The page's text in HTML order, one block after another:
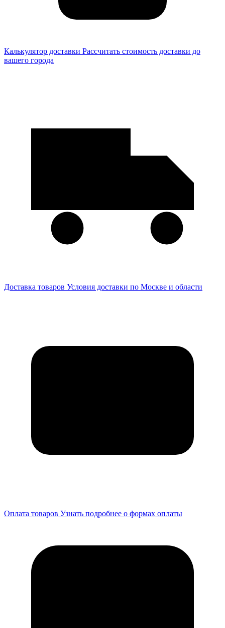
Калькулятор доставки Рассчитать стоимость доставки до
вашего города
Доставка товаров Условия доставки по Москве и области
Оплата товаров Узнать подробнее о формах оплаты